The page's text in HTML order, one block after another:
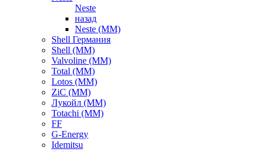
Neste
назад
Neste (ММ)
Shell Германия
Shell (ММ)
Valvoline (ММ)
Total (ММ)
Lotos (ММ)
ZiC (ММ)
Лукойл (ММ)
Totachi (MM)
FF
G-Energy
Idemitsu